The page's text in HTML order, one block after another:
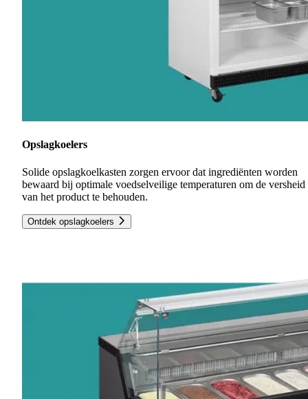
Opslagkoelers
Solide opslagkoelkasten zorgen ervoor dat ingrediënten worden
bewaard bij optimale voedselveilige temperaturen om de versheid
van het product te behouden.
Ontdek opslagkoelers